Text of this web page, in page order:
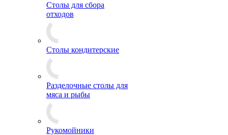
Столы для сбора
отходов
Столы кондитерские
Разделочные столы для
мяса и рыбы
Рукомойники